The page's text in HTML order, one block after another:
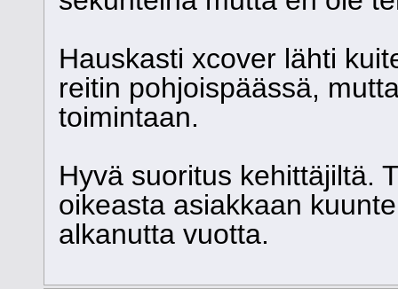
Hauskasti xcover lähti
reitin pohjoispäässä,
toimintaan.
Hyvä suoritus kehittäjiltä.
oikeasta asiakkaan
alkanutta vuotta.